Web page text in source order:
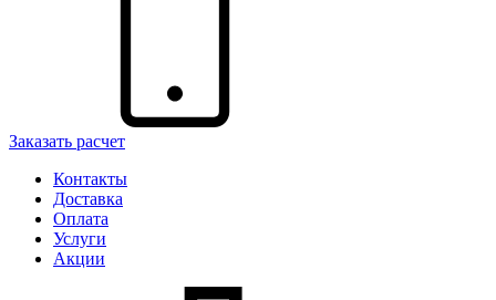
Заказать расчет
Контакты
Доставка
Оплата
Услуги
Акции